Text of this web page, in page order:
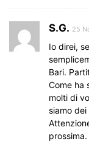
S.G. 25
Io direi,
Bari.
Come ha
molti di
siamo dei
prossima.